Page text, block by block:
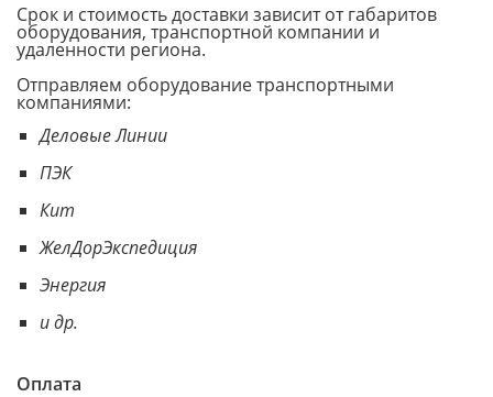
Срок и стоимость доставки зависит от габаритов
оборудования, транспортной компании и
удаленности региона.
Отправляем оборудование транспортными
компаниями:
Деловые Линии
ПЭК
Кит
ЖелДорЭкспедиция
Энергия
и др.
Оплата